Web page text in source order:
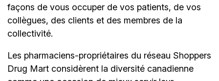
façons de vous occuper de vos patients, de vos
collègues, des clients et des membres de la
collectivité.
Les pharmaciens-propriétaires du réseau Shoppers
Drug Mart considèrent la diversité canadienne